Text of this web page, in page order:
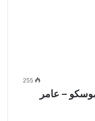
255
– عامر